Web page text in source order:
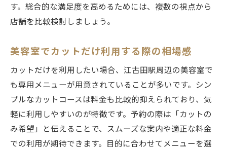
す。総合的な満足度を高めるためには、複数の視点から
店舗を比較検討しましょう。
美容室でカットだけ利用する際の相場感
カットだけを利用したい場合、江古田駅周辺の美容室で
も専用メニューが用意されていることが多いです。シン
プルなカットコースは料金も比較的抑えられており、気
軽に利用しやすいのが特徴です。予約の際は「カットの
み希望」と伝えることで、スムーズな案内や適正な料金
での利用が期待できます。目的に合わせてメニューを選